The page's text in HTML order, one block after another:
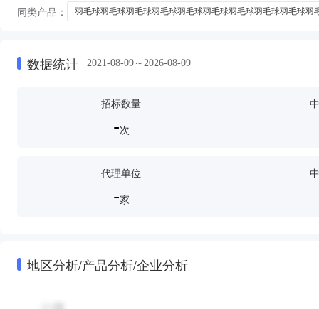
同类产品： 羽毛球羽毛球羽毛球羽毛球羽毛球羽毛球羽毛球羽毛球羽毛球
羽毛球羽毛球
数据统计 2021-08-09～2026-08-09
招标数量
-次
代理单位
-家
地区分析/产品分析/企业分析